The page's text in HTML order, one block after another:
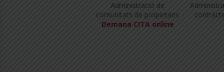
Administració de
comunitats de propietaris
Demana CITA online